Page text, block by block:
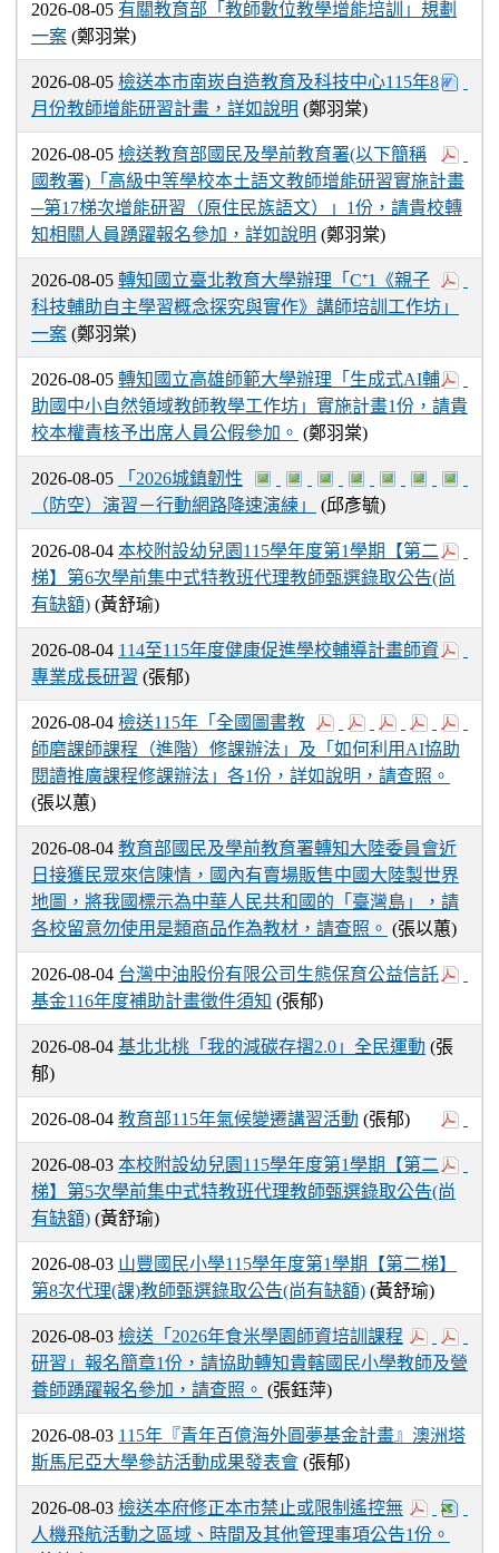
2026-08-05 有關教育部「教師數位教學增能培訓」規劃
一案 (鄭羽棠)
2026-08-05 檢送本市南崁自造教育及科技中心115年8
月份教師增能研習計畫，詳如說明 (鄭羽棠)
2026-08-05 檢送教育部國民及學前教育署(以下簡稱
國教署)「高級中等學校本土語文教師增能研習實施計畫
─第17梯次增能研習（原住民族語文）」1份，請貴校轉
知相關人員踴躍報名參加，詳如說明 (鄭羽棠)
2026-08-05 轉知國立臺北教育大學辦理「C⁺1《親子
科技輔助自主學習概念探究與實作》講師培訓工作坊」
一案 (鄭羽棠)
2026-08-05 轉知國立高雄師範大學辦理「生成式AI輔
助國中小自然領域教師教學工作坊」實施計畫1份，請貴
校本權責核予出席人員公假參加。 (鄭羽棠)
2026-08-05
「2026城鎮韌性
（防空）演習－行動網路降速演練」
(邱彥毓)
2026-08-04 本校附設幼兒園115學年度第1學期【第二
梯】第6次學前集中式特教班代理教師甄選錄取公告(尚
有缺額) (黃舒瑜)
2026-08-04 114至115年度健康促進學校輔導計畫師資
專業成長研習 (張郁)
2026-08-04 檢送115年「全國圖書教
師磨課師課程（進階）修課辦法」及「如何利用AI協助
閱讀推廣課程修課辦法」各1份，詳如說明，請查照。
(張以蕙)
2026-08-04 教育部國民及學前教育署轉知大陸委員會近
日接獲民眾來信陳情，國內有賣場販售中國大陸製世界
地圖，將我國標示為中華人民共和國的「臺灣島」，請
各校留意勿使用是類商品作為教材，請查照。 (張以蕙)
2026-08-04 台灣中油股份有限公司生態保育公益信託
基金116年度補助計畫徵件須知 (張郁)
2026-08-04 基北北桃「我的減碳存摺2.0」全民運動 (張
郁)
2026-08-04 教育部115年氣候變遷講習活動 (張郁)
2026-08-03 本校附設幼兒園115學年度第1學期【第二
梯】第5次學前集中式特教班代理教師甄選錄取公告(尚
有缺額) (黃舒瑜)
2026-08-03 山豐國民小學115學年度第1學期【第二梯】
第8次代理(課)教師甄選錄取公告(尚有缺額) (黃舒瑜)
2026-08-03 檢送「2026年食米學園師資培訓課程
研習」報名簡章1份，請協助轉知貴轄國民小學教師及營
養師踴躍報名參加，請查照。 (張鈺萍)
2026-08-03 115年『青年百億海外圓夢基金計畫』澳洲塔
斯馬尼亞大學參訪活動成果發表會 (張郁)
2026-08-03 檢送本府修正本市禁止或限制遙控無
人機飛航活動之區域、時間及其他管理事項公告1份。